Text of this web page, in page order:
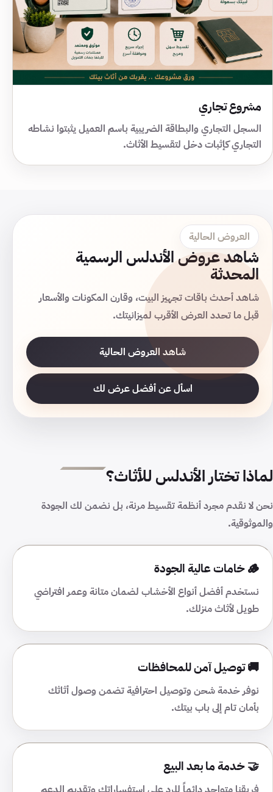
مشروع تجاري
السجل التجاري والبطاقة الضريبية باسم العميل يثبتوا نشاطه
التجاري كإثبات دخل لتقسيط الأثاث.
العروض الحالية
شاهد عروض الأندلس الرسمية
المحدثة
شاهد أحدث باقات تجهيز البيت، وقارن المكونات والأسعار
قبل ما تحدد العرض الأقرب لميزانيتك.
شاهد العروض الحالية
اسأل عن أفضل عرض لك
لماذا تختار الأندلس للأثاث؟
نحن لا نقدم مجرد أنظمة تقسيط مرنة، بل نضمن لك الجودة
والموثوقية.
🪵 خامات عالية الجودة
نستخدم أفضل أنواع الأخشاب لضمان متانة وعمر افتراضي
طويل لأثاث منزلك.
🚚 توصيل آمن للمحافظات
نوفر خدمة شحن وتوصيل احترافية تضمن وصول أثاثك
بأمان تام إلى باب بيتك.
🤝 خدمة ما بعد البيع